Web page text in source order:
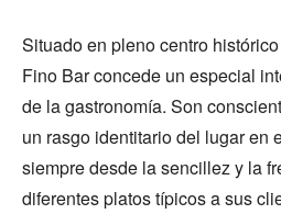
Situado en pleno centro
Fino Bar concede un especial
de la gastronomía. Son
un rasgo identitario del lugar en
siempre desde la sencillez y la
diferentes platos típicos a sus